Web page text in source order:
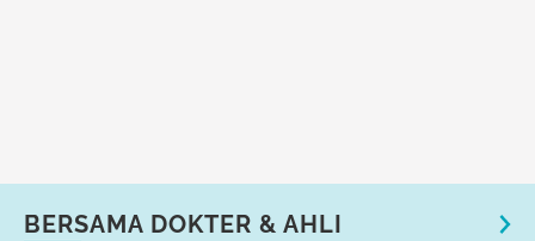
BERSAMA DOKTER & AHLI